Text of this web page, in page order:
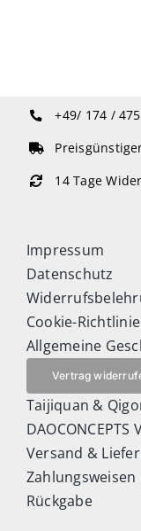
+49/ 174 /
14 Tage
Impressum
Datenschutz
Cookie-Richtlinie
Allgemeine
Vertrag
Taijiquan &
DAOCONCEPTS
Versand &
Zahlungsweisen
Rückgabe